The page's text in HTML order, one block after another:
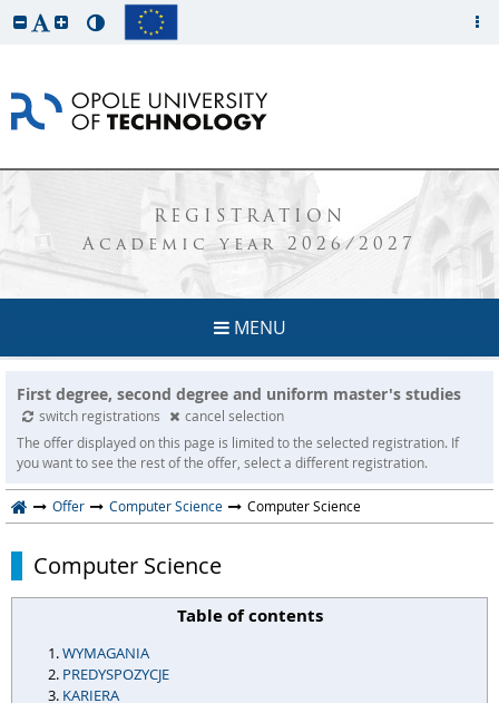
REGISTRATION
Academic year 2026/2027
MENU
First degree, second degree and uniform master's studies
switch registrations
cancel selection
The offer displayed on this page is limited to the selected registration. If
you want to see the rest of the offer, select a different registration.
Offer Computer Science Computer Science
Computer Science
Table of contents
WYMAGANIA
PREDYSPOZYCJE
KARIERA